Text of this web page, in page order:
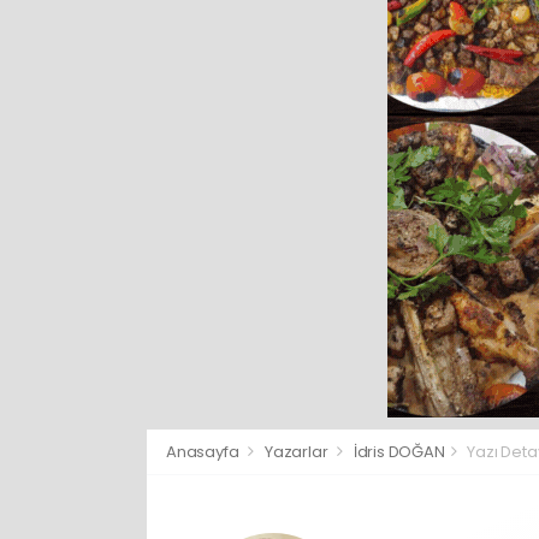
Anasayfa Yazarlar İdris DOĞAN Yazı